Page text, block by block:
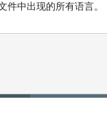
件中出现的所有语言。